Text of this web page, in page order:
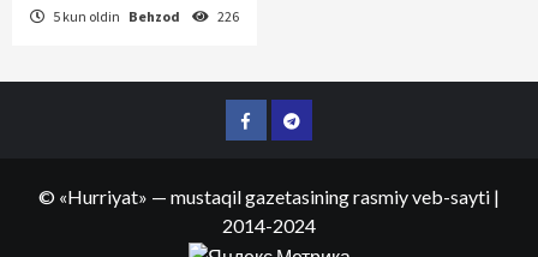
5 kun oldin Behzod 226
FacebookTelegram
© «Hurriyat» — mustaqil gazetasining rasmiy veb-sayti |
2014-2024